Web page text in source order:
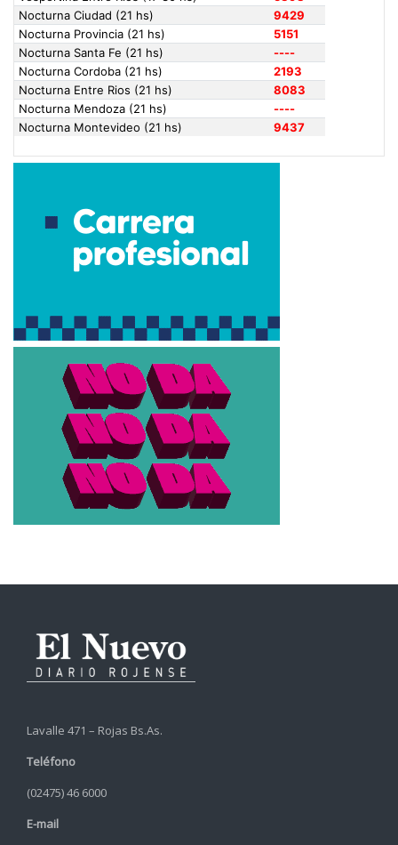
Lavalle 471 – Rojas Bs.As.
Teléfono
(02475) 46 6000
E-mail